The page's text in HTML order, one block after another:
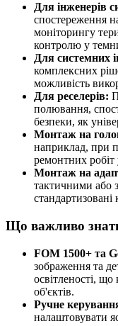
Для інженерів
спостереження
моніторингу
контролю у
Для системних
комплексних
можливість
Для реселерів:
полювання,
безпеки, як
Монтаж на
наприклад, при
ремонтних робіт
Монтаж на
тактичними або
стандартизовані
Що важливо
FOM 1500+ та
зображення та
освітленості, що
об'єктів.
Ручне
налаштовувати